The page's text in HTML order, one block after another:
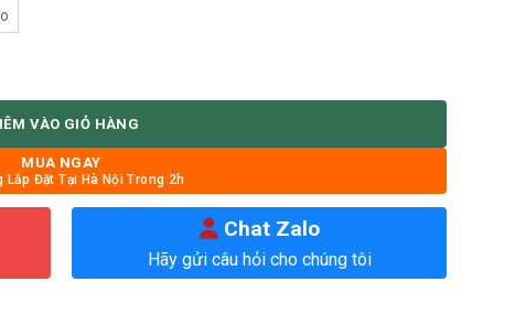
VÀO GIỎ HÀNG
MUA NGAY
Lắp Đặt Tại Hà Nội Trong 2h
Chat Zalo
Hãy gửi câu hỏi cho chúng tôi